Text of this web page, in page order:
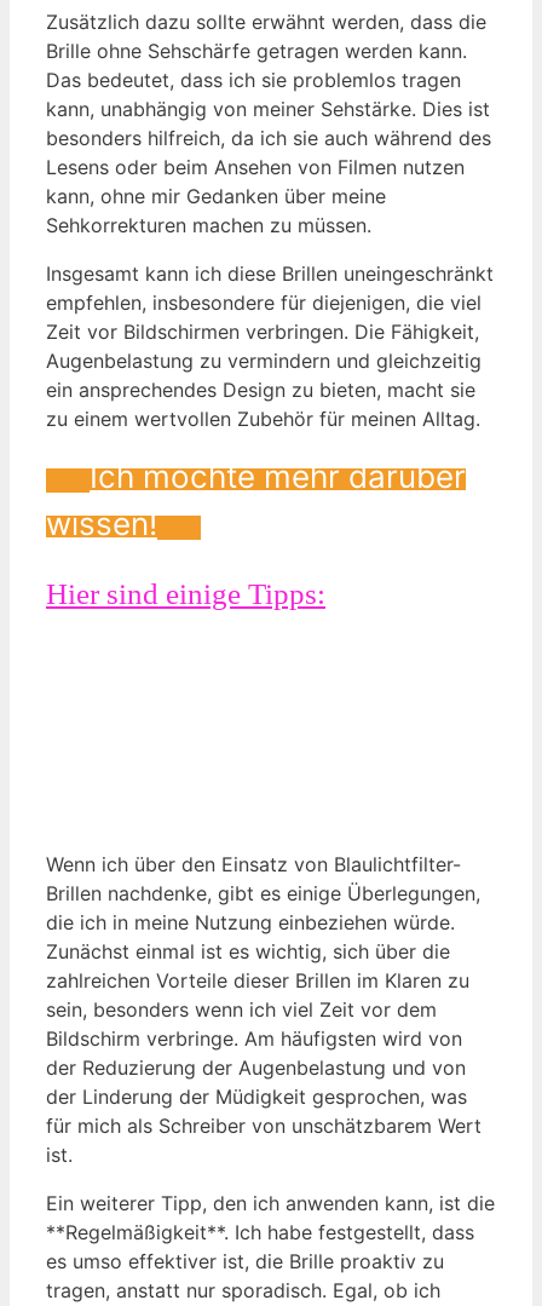
Zusätzlich dazu sollte erwähnt werden, dass die
Brille ohne Sehschärfe getragen werden kann.
Das bedeutet, dass ich sie problemlos tragen
kann, unabhängig von meiner Sehstärke. Dies ist
besonders hilfreich, da ich sie auch während des
Lesens oder beim Ansehen von Filmen nutzen
kann, ohne mir Gedanken über meine
Sehkorrekturen machen zu müssen.
Insgesamt kann ich diese Brillen uneingeschränkt
empfehlen, insbesondere für diejenigen, die viel
Zeit vor Bildschirmen verbringen. Die Fähigkeit,
Augenbelastung zu vermindern und gleichzeitig
ein ansprechendes Design zu bieten, macht sie
zu einem wertvollen Zubehör für meinen Alltag.
Ich möchte mehr darüber
wissen!
Hier sind einige Tipps:
Wenn ich über den Einsatz von Blaulichtfilter-
Brillen nachdenke, gibt es einige Überlegungen,
die ich in meine Nutzung einbeziehen würde.
Zunächst einmal ist es wichtig, sich über die
zahlreichen Vorteile dieser Brillen im Klaren zu
sein, besonders wenn ich viel Zeit vor dem
Bildschirm verbringe. Am häufigsten wird von
der Reduzierung der Augenbelastung und von
der Linderung der Müdigkeit gesprochen, was
für mich als Schreiber von unschätzbarem Wert
ist.
Ein weiterer Tipp, den ich anwenden kann, ist die
**Regelmäßigkeit**. Ich habe festgestellt, dass
es umso effektiver ist, die Brille proaktiv zu
tragen, anstatt nur sporadisch. Egal, ob ich